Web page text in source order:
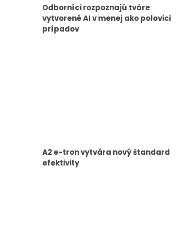
Odborníci rozpoznajú tváre
vytvorené AI v menej ako polovici
prípadov
A2 e-tron vytvára nový štandard
efektivity